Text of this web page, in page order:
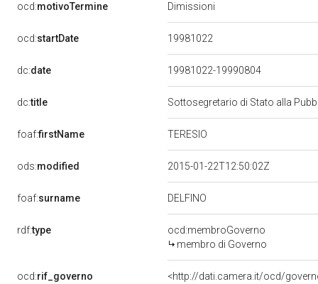
ocd:motivoTermine Dimissioni
ocd:startDate 19981022
dc:date 19981022-19990804
dc:title Sottosegretario di Stato alla
foaf:firstName TERESIO
ods:modified 2015-01-22T12:50:02Z
foaf:surname DELFINO
rdf:type
ocd:membroGoverno
membro di Governo
ocd:rif_governo
<http://dati.camera.it/ocd/